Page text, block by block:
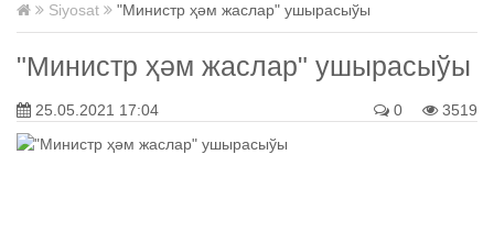
Siyosat "Министр ҳәм жаслар" ушырасыўы
"Министр ҳәм жаслар" ушырасыўы
25.05.2021 17:04 3519
0